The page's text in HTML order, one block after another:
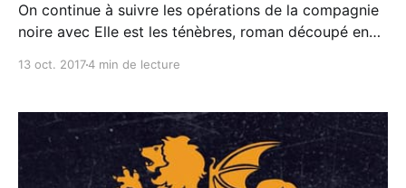
On continue à suivre les opérations de la compagnie
noire avec Elle est les ténèbres, roman découpé en
lecteur se retrouve toujours sur la route
13 oct. 20174 min de lecture